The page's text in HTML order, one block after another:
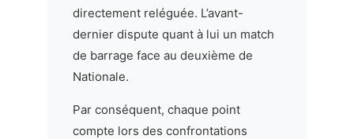
directement reléguée. L’avant-
dernier dispute quant à lui un match
de barrage face au deuxième de
Nationale.
Par conséquent, chaque point
compte lors des confrontations